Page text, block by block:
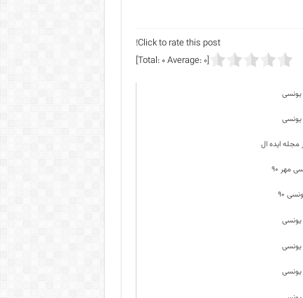
Click to rate this post!
[Total:
0Average: 0
]